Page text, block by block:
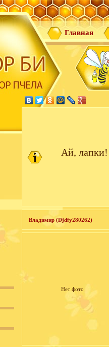
Главная
Ай,
Владимир (Djdfy280262)
Нет фото